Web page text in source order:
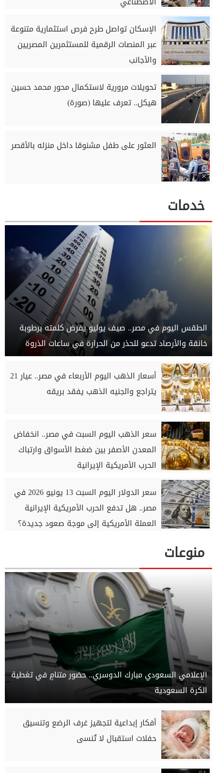
الإسكان تواصل طرح فرص استثمارية متنوعة
عبر المنصات الرقمية للمستثمرين المصريين
والأجانب
تحويلات مرورية لاستكمال محور محمد حسين
هيكل.. تعرف عليها (صورة)
العثور على طفل مشنوقا داخل منزله بالأقصر
خدمات
الطقس اليوم في مصر.. صيف يوليو يفرض كلمته برطوبة
خانقة والأرصاد تدعو للحذر من الحرارة في ساعات الذروة
أسعار الذهب اليوم الأربعاء في مصر.. عيار 21
يتراجع والجنيه الذهب يفقد بريقه
سعر الذهب اليوم السبت في مصر.. انخفاض
المعدن الأصفر بين ضغط الأسواق وارتباك
الحرب الأمريكية الإيرانية
سعر الدولار اليوم السبت 13 يونيو 2026 في
مصر.. هل تدفع الحرب الأمريكية الإيرانية
العملة الأمريكية إلى موجة صعود جديدة؟
منوعات
الإعلامي السعودي مبارك الدوسري.. حضور متنامٍ في تغطية
الكرة السعودية
أفكار إبداعية لتجهيز غرف الرضع وتنسيق
حفلات استقبال لا تُنسى